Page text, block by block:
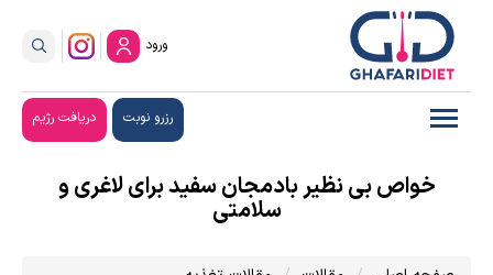
ورود
رزرو نوبت دریافت رژیم
خواص بی نظیر بادمجان سفید برای لاغری و
سلامتی